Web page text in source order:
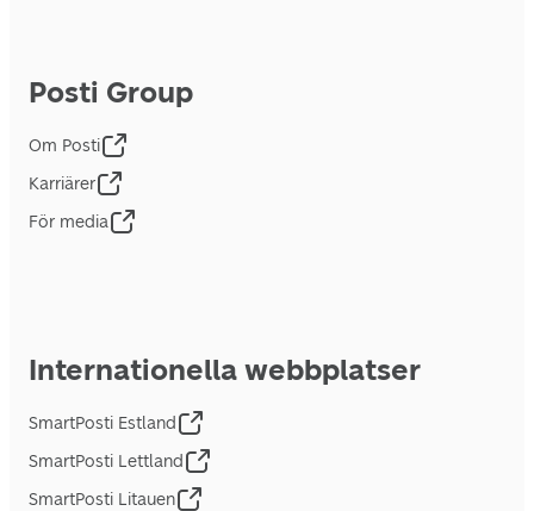
Posti Group
Om Posti
Karriärer
För media
Internationella webbplatser
SmartPosti Estland
SmartPosti Lettland
SmartPosti Litauen